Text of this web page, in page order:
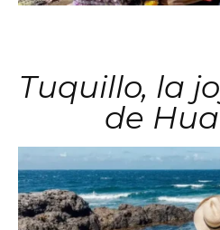
Tuquillo, la
de